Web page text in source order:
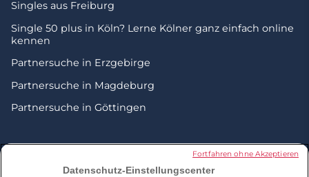
Singles aus Freiburg
Single 50 plus in Köln? Lerne Kölner ganz einfach online
kennen
Partnersuche in Erzgebirge
Partnersuche in Magdeburg
Partnersuche in Göttingen
© 2026 by Zweisam. Alle Rechte vorbehalten. A meetic
Datenschutz-Einstellungscenter
Fortfahren ohne Akzeptieren